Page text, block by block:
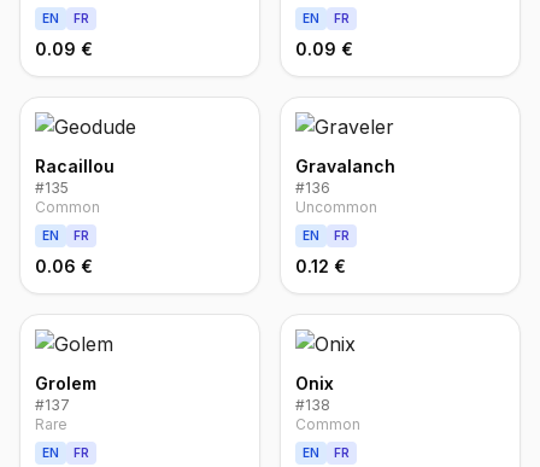
EN FR
0.09 €
EN FR
0.09 €
Racaillou
#135
Common
EN FR
0.06 €
Gravalanch
#136
Uncommon
EN FR
0.12 €
Grolem
#137
Rare
EN FR
Onix
#138
Common
EN FR